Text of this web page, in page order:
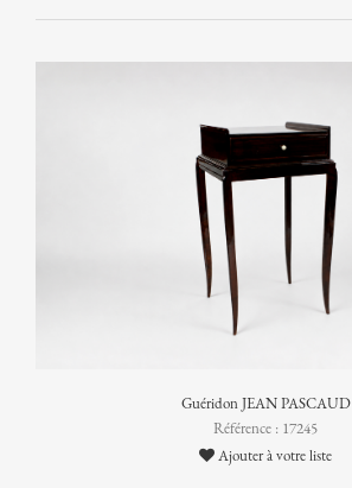
Guéridon JEAN PASCAUD
Référence : 17245
Ajouter à votre liste